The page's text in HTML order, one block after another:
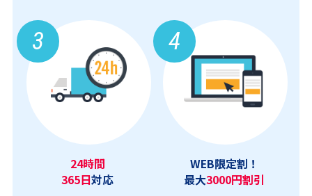
3
24時間
365日対応
4
WEB限定割！
最大3000円割引